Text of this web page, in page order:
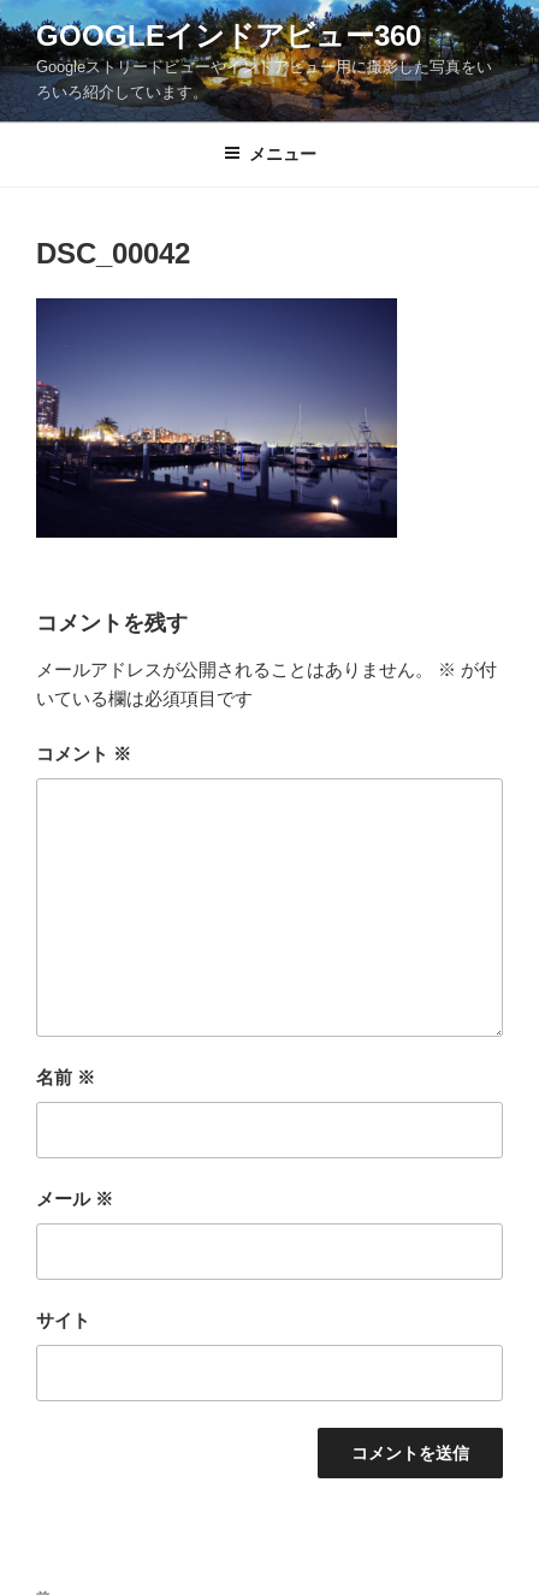
コ
ン
テ
ン
ツ
GOOGLEインドアビュー360
Googleストリートビューやインドアビュー用に撮影した写真をい
ろいろ紹介しています。
メニュー
DSC_00042
コメントを残す
メールアドレスが公開されることはありません。 ※ が付
いている欄は必須項目です
コメント ※
名前 ※
メール ※
サイト
投